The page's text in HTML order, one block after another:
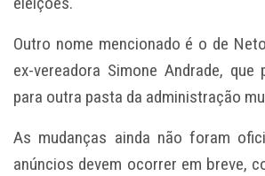
Outro nome mencionado é o de
ex-vereadora Simone Andrade, que
para outra pasta da administração
As mudanças ainda não foram
anúncios devem ocorrer em breve,